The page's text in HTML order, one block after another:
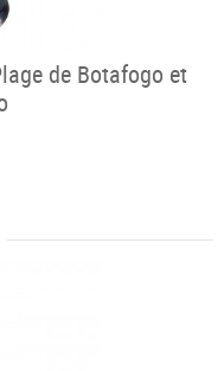
de Botafogo et